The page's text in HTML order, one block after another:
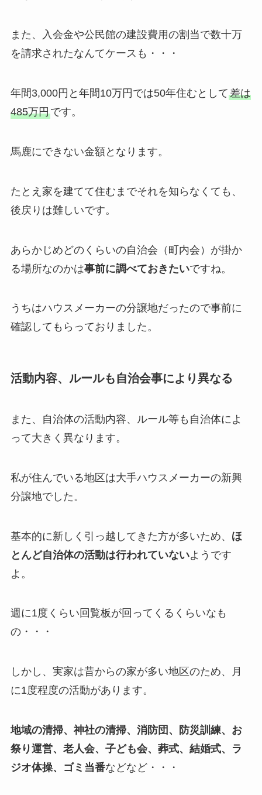
また、入会金や公民館の建設費用の割当で数十万
を請求されたなんてケースも・・・
年間3,000円と年間10万円では50年住むとして差は
485万円です。
馬鹿にできない金額となります。
たとえ家を建てて住むまでそれを知らなくても、
後戻りは難しいです。
あらかじめどのくらいの自治会（町内会）が掛か
る場所なのかは事前に調べておきたいですね。
うちはハウスメーカーの分譲地だったので事前に
確認してもらっておりました。
活動内容、ルールも自治会事により異なる
また、自治体の活動内容、ルール等も自治体によ
って大きく異なります。
私が住んでいる地区は大手ハウスメーカーの新興
分譲地でした。
基本的に新しく引っ越してきた方が多いため、 ほ
とんど自治体の活動は行われていないようです
よ。
週に1度くらい回覧板が回ってくるくらいなも
の・・・
しかし、実家は昔からの家が多い地区のため、月
に1度程度の活動があります。
地域の清掃、神社の清掃、消防団、防災訓練、お
祭り運営、老人会、子ども会、葬式、結婚式、ラ
ジオ体操、ゴミ当番などなど・・・